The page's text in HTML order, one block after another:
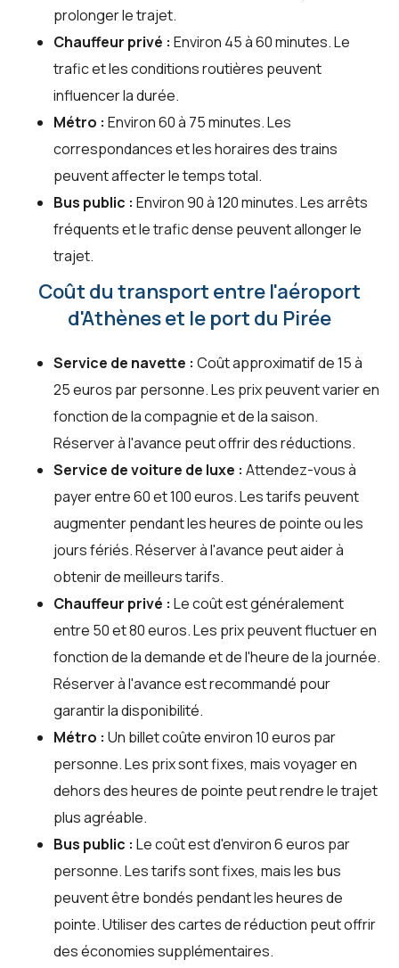
prolonger le trajet.
Chauffeur privé : Environ 45 à 60 minutes. Le
trafic et les conditions routières peuvent
influencer la durée.
Métro : Environ 60 à 75 minutes. Les
correspondances et les horaires des trains
peuvent affecter le temps total.
Bus public : Environ 90 à 120 minutes. Les arrêts
fréquents et le trafic dense peuvent allonger le
trajet.
Coût du transport entre l'aéroport
d'Athènes et le port du Pirée
Service de navette : Coût approximatif de 15 à
25 euros par personne. Les prix peuvent varier en
fonction de la compagnie et de la saison.
Réserver à l'avance peut offrir des réductions.
Service de voiture de luxe : Attendez-vous à
payer entre 60 et 100 euros. Les tarifs peuvent
augmenter pendant les heures de pointe ou les
jours fériés. Réserver à l'avance peut aider à
obtenir de meilleurs tarifs.
Chauffeur privé : Le coût est généralement
entre 50 et 80 euros. Les prix peuvent fluctuer en
fonction de la demande et de l'heure de la journée.
Réserver à l'avance est recommandé pour
garantir la disponibilité.
Métro : Un billet coûte environ 10 euros par
personne. Les prix sont fixes, mais voyager en
dehors des heures de pointe peut rendre le trajet
plus agréable.
Bus public : Le coût est d'environ 6 euros par
personne. Les tarifs sont fixes, mais les bus
peuvent être bondés pendant les heures de
pointe. Utiliser des cartes de réduction peut offrir
des économies supplémentaires.